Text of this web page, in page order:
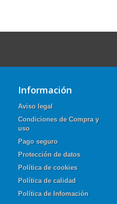
Información
Aviso legal
Condiciones de Compra y
uso
Pago seguro
Protección de datos
Política de cookies
Política de calidad
Política de Infomación